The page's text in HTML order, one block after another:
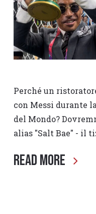
Perché un
con Messi durante
del Mondo?
alias "Salt Bae" - il
Read More